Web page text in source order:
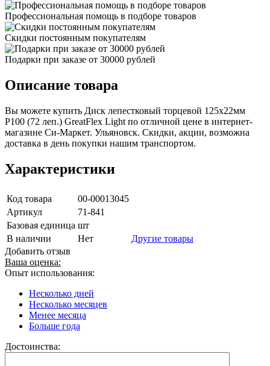
Профессиональная помощь в подборе товаров
Скидки постоянным покупателям
Подарки при заказе от 30000 рублей
Описание товара
Вы можете купить Диск лепестковый торцевой 125х22мм
Р100 (72 леп.) GreatFlex Light по отличной цене в интернет-
магазине Си-Маркет. Ульяновск. Скидки, акции, возможна
доставка в день покупки нашим транспортом.
Характеристики
Код товара
00-00013045
Артикул
71-841
Базовая единица шт
В наличии
Нет
Другие товары
Добавить отзыв
Ваша оценка:
Опыт использования:
Несколько дней
Несколько месяцев
Менее месяца
Больше года
Достоинства: